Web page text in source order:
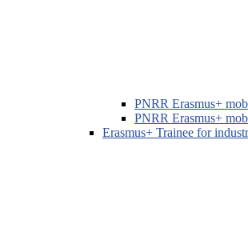
PNRR Erasmus+
PNRR Erasmus+
Erasmus+ Trainee for